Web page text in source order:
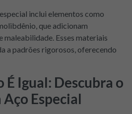
inclui elementos como
que adicionam
maleabilidade. Esses materiais
a padrões rigorosos, oferecendo
É Igual: Descubra o
Especial